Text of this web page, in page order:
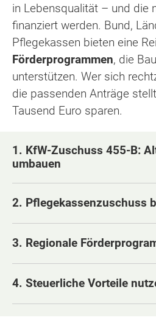
in Lebensqualität – und die
finanziert werden. Bund,
Pflegekassen bieten eine
Förderprogrammen, die
unterstützen. Wer sich
die passenden Anträge
Tausend Euro sparen.
1. KfW-Zuschuss 455-B:
umbauen
2. Pflegekassenzuschuss
3. Regionale
4. Steuerliche Vorteile